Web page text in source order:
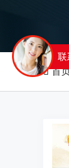
 首